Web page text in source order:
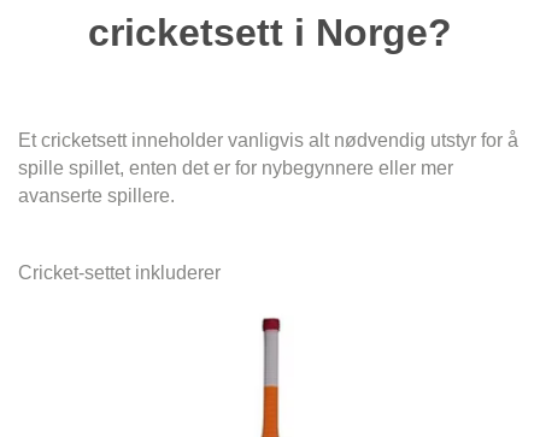
cricketsett i Norge?
Et cricketsett inneholder vanligvis alt nødvendig utstyr for å
spille spillet, enten det er for nybegynnere eller mer
avanserte spillere.
Cricket-settet inkluderer